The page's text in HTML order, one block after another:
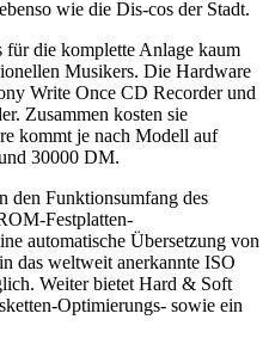
wie die Dis-cos der Stadt.
die komplette Anlage kaum
Musikers. Die Hardware
Write Once CD Recorder und
Zusammen kosten sie
kommt je nach Modell auf
30000 DM.
den Funktionsumfang des
Festplatten-
automatische Übersetzung von
das weltweit anerkannte ISO
Weiter bietet Hard & Soft
Optimierungs- sowie ein